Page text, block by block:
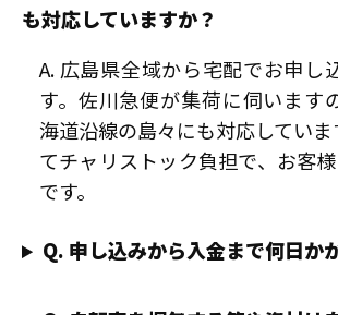
も対応していますか？
A. 広島県全域から宅配でお申し
す。佐川急便が集荷に伺います
海道沿線の島々にも対応してい
てチャリストック負担で、お客
です。
Q. 申し込みから入金まで何日か